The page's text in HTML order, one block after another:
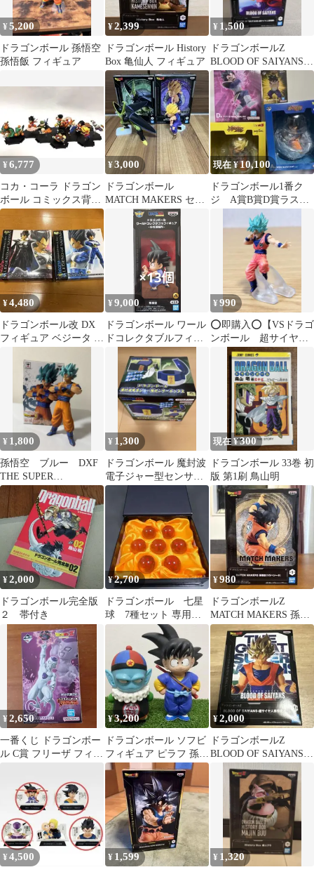
¥5,200
ドラゴンボール 孫悟空
孫悟飯 フィギュア
¥2,399
ドラゴンボール History
Box 亀仙人 フィギュア
¥ 1,500
ドラゴンボールZ
BLOOD OF SAIYANS
超サイヤ人孫悟飯 フィ
ギュア
¥6,777
コカ・コーラ ドラゴン
ボール コミックス背表
紙フィギュア 12種
¥3,000
ドラゴンボール
MATCH MAKERS セル
&孫悟飯 フィギュア
現在 ¥10,100
ドラゴンボール1番ク
ジ A賞B賞D賞ラスト
賞 未開封です。
¥4,480
ドラゴンボール改 DX
フィギュア ベジータ 王
¥9,000
ドラゴンボール ワール
ドコレクタブルフィギ
ュア 少年期編4 - 孫悟
空 13個
¥990
⭕️即購入⭕️【VSドラゴ
ンボール 超サイヤ人
ゴッド超サイヤ人孫悟
¥ 1,800
孫悟空 ブルー DXF
THE SUPER
WARRIORS vol.4
¥ 1,300
ドラゴンボール 魔封波
電子ジャー型センサー
ボックス
現在 ¥300
ドラゴンボール 33巻 初
版 第1刷 鳥山明
¥2,000
ドラゴンボール完全版
２ 帯付き
¥2,700
ドラゴンボール 七星
球 7種セット 専用ケ
ース入り
¥980
ドラゴンボールZ
MATCH MAKERS 孫悟
空 フィギュア
¥2,650
一番くじ ドラゴンボー
ル C賞 フリーザ フィギ
¥3,200
ドラゴンボール ソフビ
フィギュア ピラフ 孫悟
空 2体セット
¥2,000
ドラゴンボールZ
BLOOD OF SAIYANS-
超サイヤ人孫悟空-Ⅱ
¥ 4,500 ¥ 1,599 ¥ 1,320